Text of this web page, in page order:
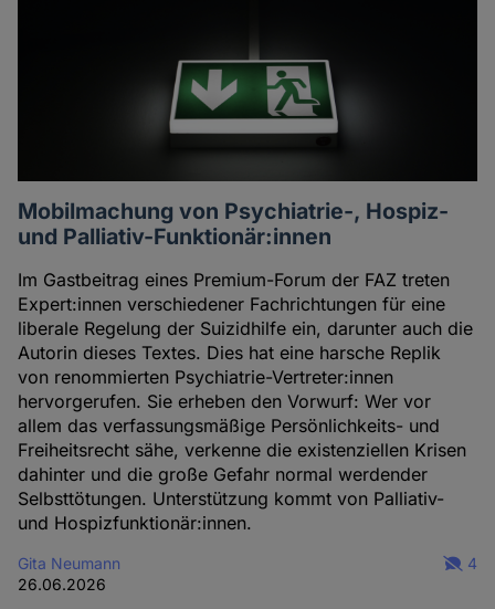
Mobilmachung von Psychiatrie-, Hospiz-
und Palliativ-Funktionär:innen
Im Gastbeitrag eines Premium-Forum der FAZ treten
Expert:innen verschiedener Fachrichtungen für eine
liberale Regelung der Suizidhilfe ein, darunter auch die
Autorin dieses Textes. Dies hat eine harsche Replik
von renommierten Psychiatrie-Vertreter:innen
hervorgerufen. Sie erheben den Vorwurf: Wer vor
allem das verfassungsmäßige Persönlichkeits- und
Freiheitsrecht sähe, verkenne die existenziellen Krisen
dahinter und die große Gefahr normal werdender
Selbsttötungen. Unterstützung kommt von Palliativ-
und Hospizfunktionär:innen.
Gita Neumann
26.06.2026
4